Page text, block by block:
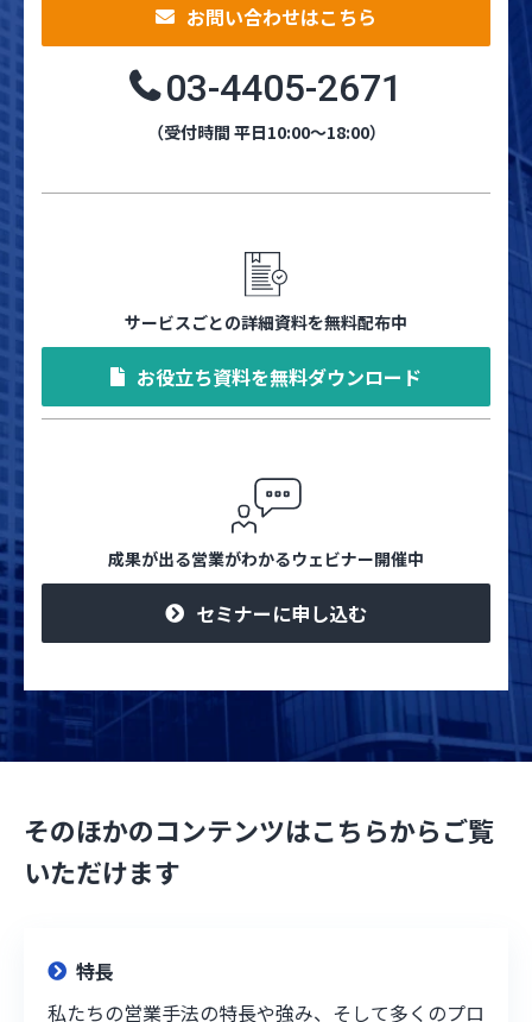
お問い合わせはこちら
03-4405-2671
（受付時間 平日10:00～18:00）
サービスごとの詳細資料を無料配布中
お役立ち資料を無料ダウンロード
成果が出る営業がわかるウェビナー開催中
セミナーに申し込む
そのほかのコンテンツはこちらからご覧
いただけます
特長
私たちの営業手法の特長や強み、そして多くのプロ